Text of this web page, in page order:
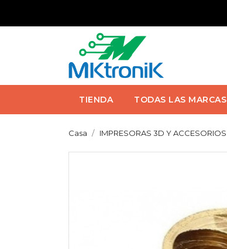
TIENDA TODAS LAS MARCAS
Casa IMPRESORAS 3D Y ACCESORIOS